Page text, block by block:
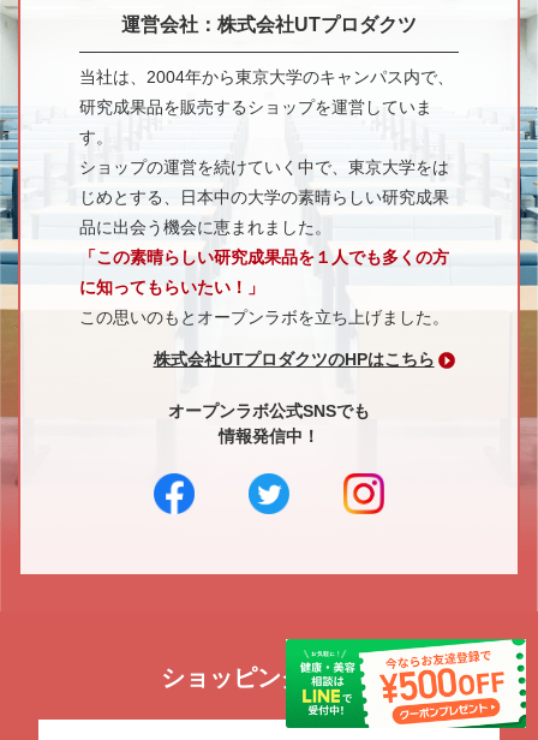
運営会社：株式会社UTプロダクツ
当社は、2004年から東京大学のキャンパス内で、
研究成果品を販売するショップを運営していま
す。
ショップの運営を続けていく中で、東京大学をは
じめとする、日本中の大学の素晴らしい研究成果
品に出会う機会に恵まれました。
「この素晴らしい研究成果品を１人でも多くの方
に知ってもらいたい！」
この思いのもとオープンラボを立ち上げました。
株式会社UTプロダクツのHPはこちら
オープンラボ公式SNSでも
情報発信中！
ショッピングガイド